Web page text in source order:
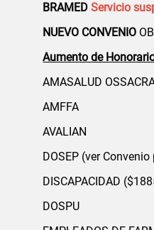
BRAMEDServicio
NUEVO CONVENIO
Aumento de
AMASALUD
AMFFA
AVALIAN
DOSEP (ver
DISCAPACIDAD
DOSPU